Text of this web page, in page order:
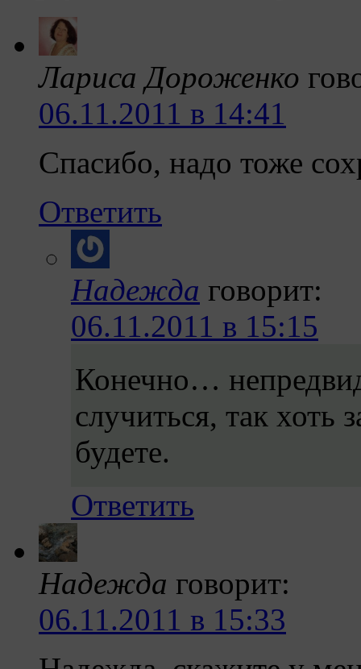
Лариса Дороженко
06.11.2011 в 14:41
Спасибо, надо тоже
Ответить
Надежда говорит:
06.11.2011 в 15:15
Конечно…
случиться, так хоть
будете.
Ответить
Надежда говорит:
06.11.2011 в 15:33